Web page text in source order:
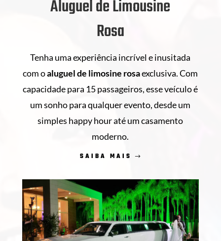
Aluguel de Limousine
Rosa
Tenha uma experiência incrível e inusitada
com oaluguel de limosine rosaexclusiva. Com
capacidade para 15 passageiros, esse veículo é
um sonho para qualquer evento, desde um
simples happy hour até um casamento
moderno.
SAIBA MAIS